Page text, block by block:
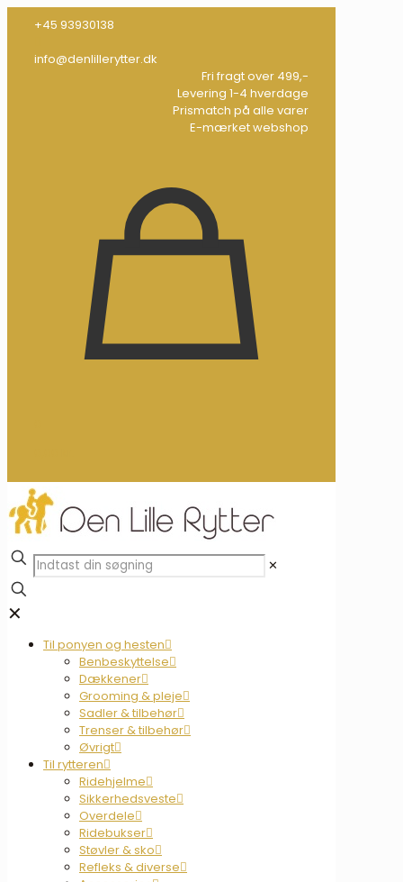
+45 93930138
info@denlillerytter.dk
Fri fragt over 499,-
Levering 1-4 hverdage
Prismatch på alle varer
E-mærket webshop
✕
✕
Til ponyen og hesten
Benbeskyttelse
Dækkener
Grooming & pleje
Sadler & tilbehør
Trenser & tilbehør
Øvrigt
Til rytteren
Ridehjelme
Sikkerhedsveste
Overdele
Ridebukser
Støvler & sko
Refleks & diverse